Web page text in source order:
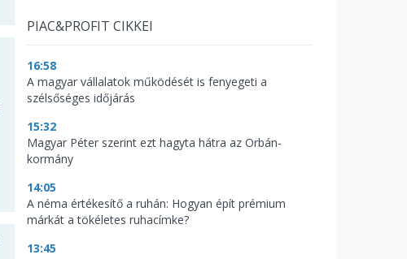
PIAC&PROFIT CIKKEI
16:58
A magyar vállalatok működését is fenyegeti a
szélsőséges időjárás
15:32
Magyar Péter szerint ezt hagyta hátra az Orbán-
kormány
14:05
A néma értékesítő a ruhán: Hogyan épít prémium
márkát a tökéletes ruhacímke?
13:45